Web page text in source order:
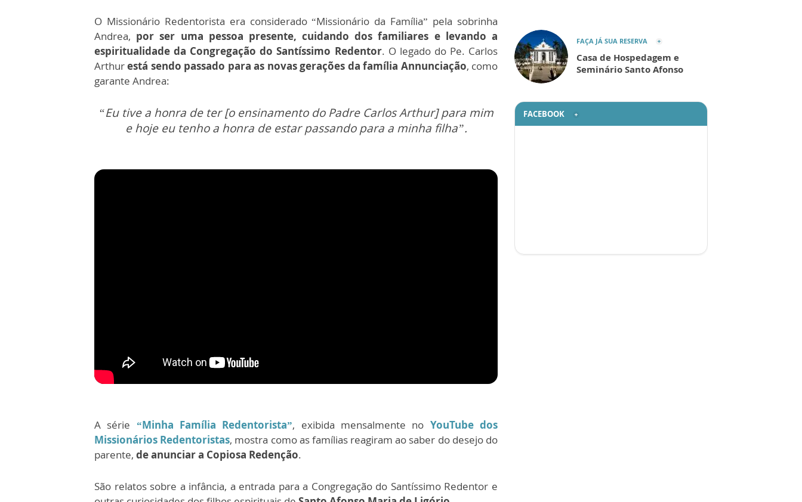
O Missionário Redentorista era considerado “Missionário da Família” pela sobrinha
Andrea, por ser uma pessoa presente, cuidando dos familiares e levando a
espiritualidade da Congregação do Santíssimo Redentor. O legado do Pe. Carlos
Arthurestá sendo passado para as novas gerações da família Annunciação, como
garante Andrea:
“Eu tive a honra de ter [o ensinamento do Padre Carlos Arthur] para mim
e hoje eu tenho a honra de estar passando para a minha filha”.
A série “Minha Família Redentorista”, exibida mensalmente no YouTube dos
Missionários Redentoristas, mostra como as famílias reagiram ao saber do desejo do
parente, de anunciar a Copiosa Redenção.
São relatos sobre a infância, a entrada para a Congregação do Santíssimo Redentor e
FAÇA JÁ SUA RESERVA
Casa de Hospedagem e
Seminário Santo Afonso
FACEBOOK